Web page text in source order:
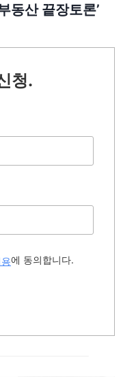
동산 끝장토론’
청.
에 동의합니다.